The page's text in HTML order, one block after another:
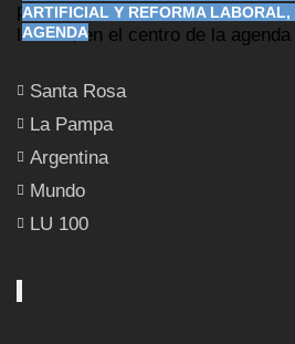
ARTIFICIAL Y REFORMA
AGENDA
Santa Rosa
La Pampa
Argentina
Mundo
LU 100